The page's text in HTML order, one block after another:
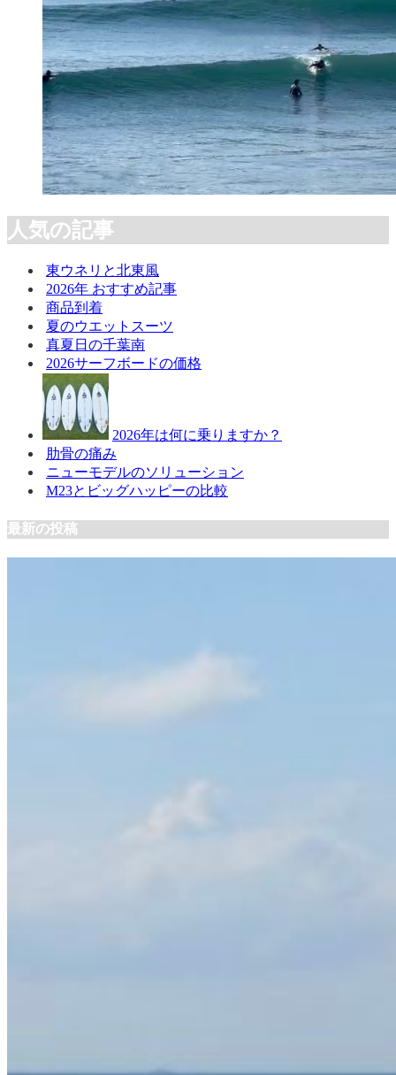
人気の記事
東ウネリと北東風
2026年 おすすめ記事
商品到着
夏のウエットスーツ
真夏日の千葉南
2026サーフボードの価格
2026年は何に乗りますか？
肋骨の痛み
ニューモデルのソリューション
M23とビッグハッピーの比較
最新の投稿